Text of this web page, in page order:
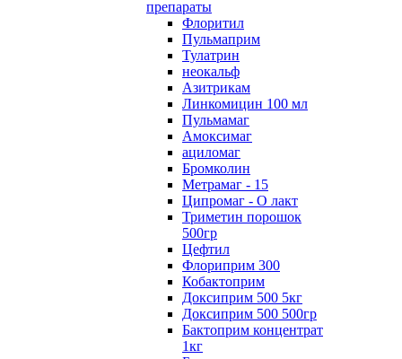
препараты
Флоритил
Пульмаприм
Тулатрин
неокальф
Азитрикам
Линкомицин 100 мл
Пульмамаг
Амоксимаг
ациломаг
Бромколин
Метрамаг - 15
Ципромаг - О лакт
Триметин порошок
500гр
Цефтил
Флориприм 300
Кобактоприм
Доксиприм 500 5кг
Доксиприм 500 500гр
Бактоприм концентрат
1кг